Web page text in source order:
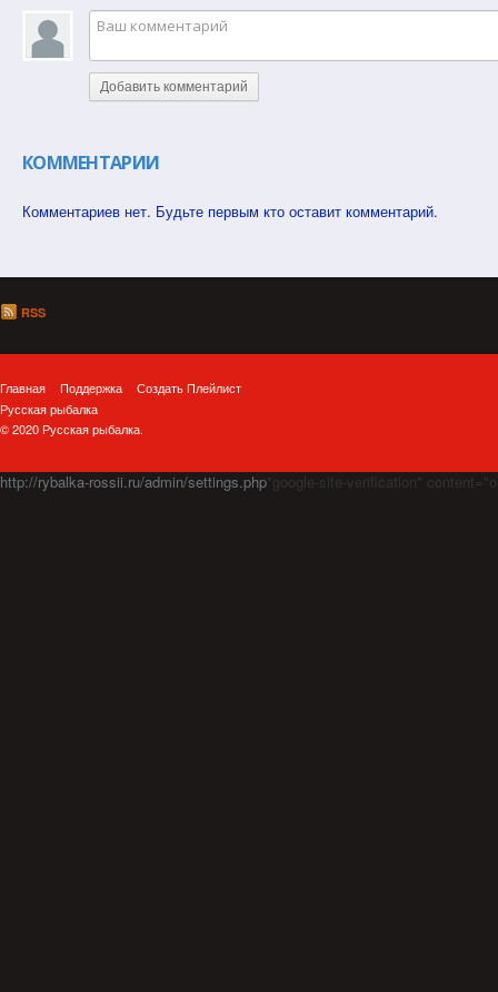
Добавить комментарий
КОММЕНТАРИИ
Комментариев нет. Будьте первым кто оставит комментарий.
RSS
Главная Поддержка
Создать Плейлист
Русская рыбалка
© 2020 Русская рыбалка.
http://rybalka-rossii.ru/admin/settings.php"google-site-verification"